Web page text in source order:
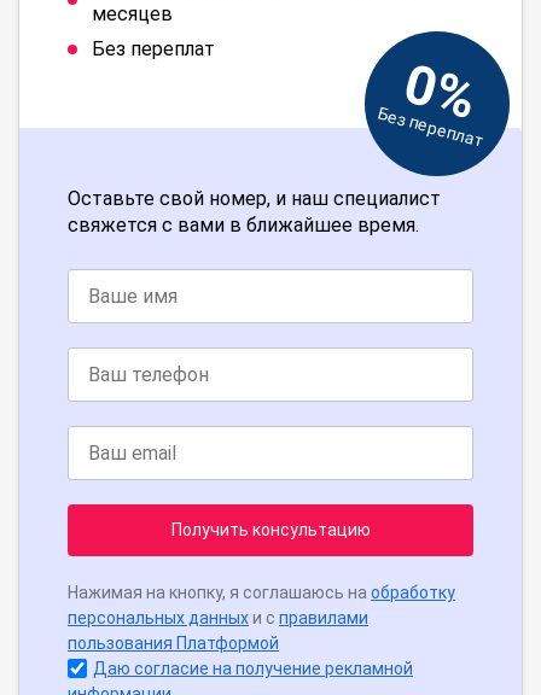
месяцев
Без переплат
0%
Без переплат
Оставьте свой номер, и наш специалист
свяжется с вами в ближайшее время.
Получить консультацию
Нажимая на кнопку, я соглашаюсь на обработку
персональных данныхи с правилами
пользования Платформой
Даю согласие на получение рекламной